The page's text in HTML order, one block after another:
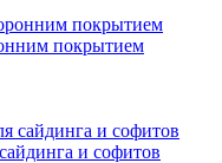
покрытием
и софитов